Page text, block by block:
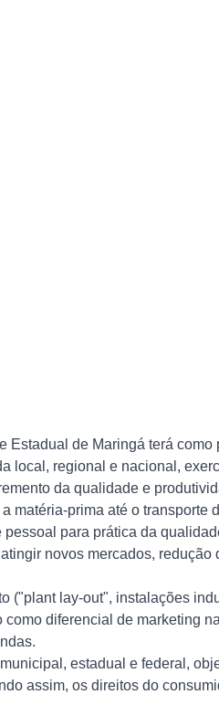
de Maringá terá
local, regional e nacional,
da qualidade e
matéria-prima até o transporte
para prática da
novos mercados,
("plant lay-out", instalações
diferencial de marketing
estadual e federal,
assim, os direitos do